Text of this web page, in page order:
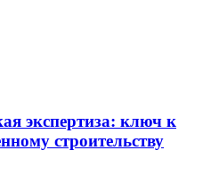
экспертиза: ключ к
строительству